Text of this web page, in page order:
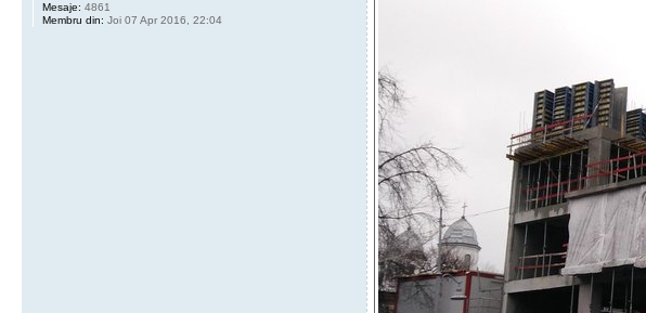
Mesaje: 4861
Membru din: Joi 07 Apr 2016, 22:04